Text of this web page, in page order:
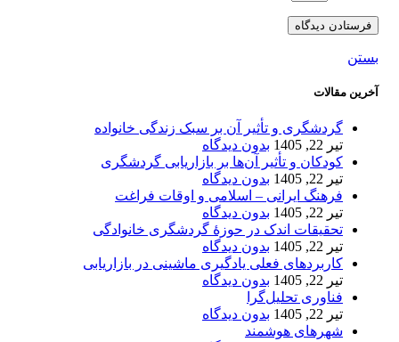
بستن
آخرین مقالات
گردشگری و تأثیر آن بر سبک زندگی خانواده
تیر 22, 1405
بدون دیدگاه
کودکان و تأثیر آن‌ها بر بازاریابی گردشگری
تیر 22, 1405
بدون دیدگاه
فرهنگ ایرانی – اسلامی و اوقات فراغت
تیر 22, 1405
بدون دیدگاه
تحقیقات اندک در حوزۀ گردشگری خانوادگی
تیر 22, 1405
بدون دیدگاه
کاربردهای فعلی یادگیری ماشینی در بازاریابی
تیر 22, 1405
بدون دیدگاه
فناوری تحلیل‌گرا
تیر 22, 1405
بدون دیدگاه
شهرهای هوشمند